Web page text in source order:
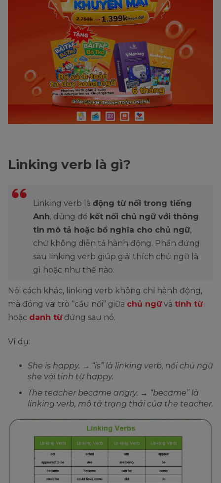
Linking verb là gì?
Linking verb là động từ nối trong tiếng
Anh, dùng để kết nối chủ ngữ với thông
tin mô tả hoặc bổ nghĩa cho chủ ngữ,
chứ không diễn tả hành động. Phần đứng
sau linking verb giúp giải thích chủ ngữ là
gì hoặc như thế nào.
Nói cách khác, linking verb không chỉ hành động,
mà đóng vai trò “cầu nối” giữa chủ ngữvà tính từ
hoặc danh từđứng sau nó.
Ví dụ:
She is happy. → “is” là linking verb, nối chủ ngữ
she với tính từ happy.
The teacher became angry. → “became” là
linking verb, mô tả trạng thái của the teacher.